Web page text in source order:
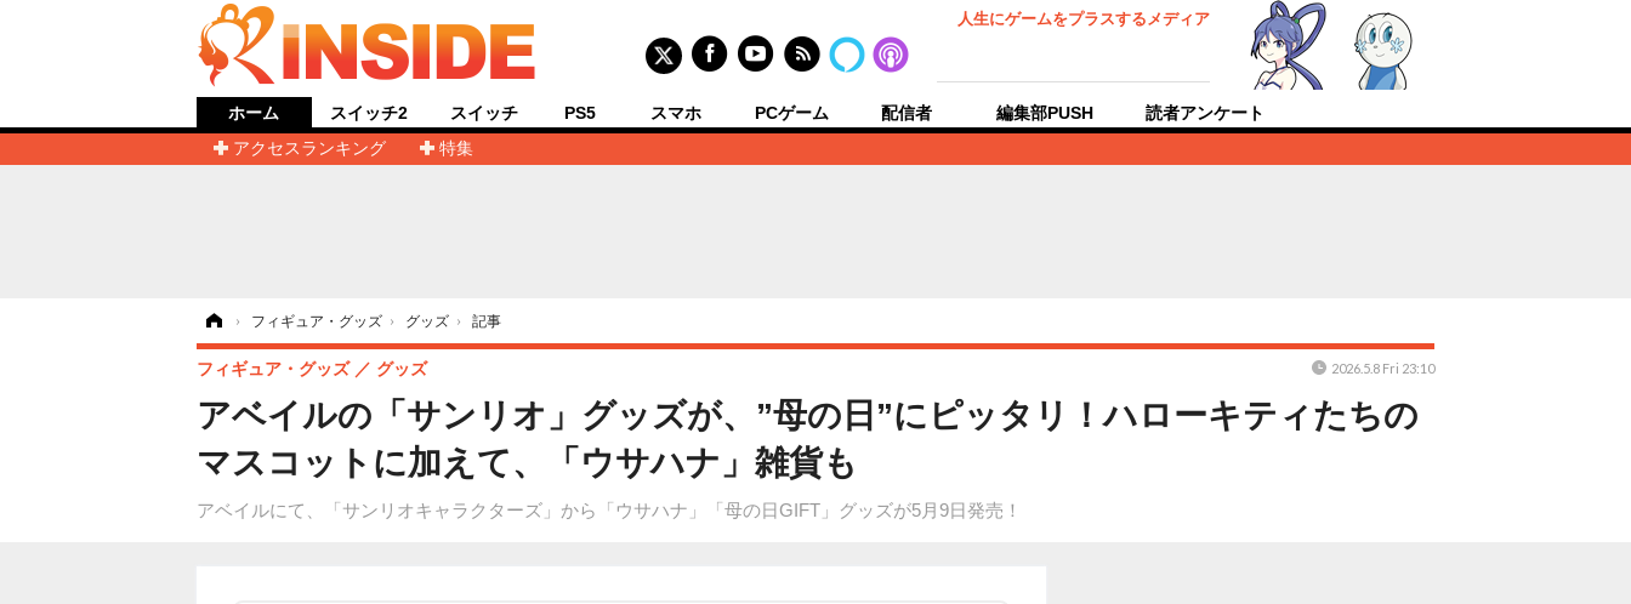
人生にゲームをプラスするメディア
ホーム
アクセスランキング
特集
スイッチ2 スイッチ PS5 スマホ PCゲーム 配信者 編集部PUSH 読者アンケート
› フィギュア・グッズ › グッズ › 記事
アベイルの「サンリオ」グッズが、”母の日”にピッタリ！ハローキティたちの
マスコットに加えて、「ウサハナ」雑貨も
アベイルにて、「サンリオキャラクターズ」から「ウサハナ」「母の日GIFT」グッズが5月9日発売！
フィギュア・グッズ グッズ 2026.5.8 Fri 23:10